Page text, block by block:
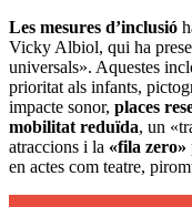
Les mesures d’inclusió
Vicky Albiol, qui ha
universals». Aquestes
prioritat als infants,
impacte sonor, places
mobilitat reduïda, un
atraccions i la «fila zero»
en actes com teatre,